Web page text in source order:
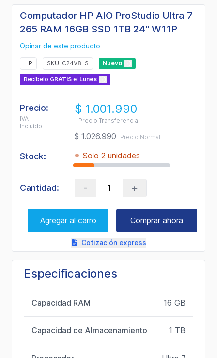
Computador HP AIO ProStudio Ultra 7
265 RAM 16GB SSD 1TB 24" W11P
Opinar de este producto
HP SKU: C24V8LS Nuevo
Recíbelo GRATIS el Lunes
Precio:
IVA
Incluido
$ 1.001.990
Precio Transferencia
$ 1.026.990 Precio Normal
Stock: Solo 2 unidades
Cantidad: - +
Agregar al carro Comprar ahora
Cotización express
Especificaciones
Capacidad RAM 16 GB
Capacidad de Almacenamiento 1 TB